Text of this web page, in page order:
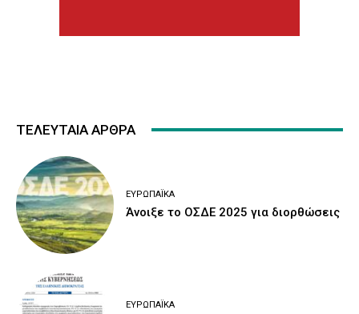
ΤΕΛΕΥΤΑΙΑ ΑΡΘΡΑ
ΕΥΡΩΠΑΪΚΆ
Άνοιξε το ΟΣΔΕ 2025 για διορθώσεις
ΕΥΡΩΠΑΪΚΆ